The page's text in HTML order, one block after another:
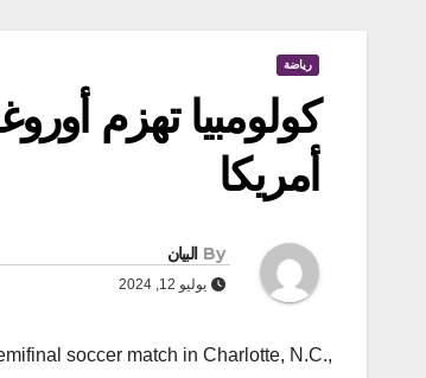
رياضة
كولومبيا تهزم
أمريكا
By البيان
يوليو 12, 2024
soccer match in Charlotte, N.C.,